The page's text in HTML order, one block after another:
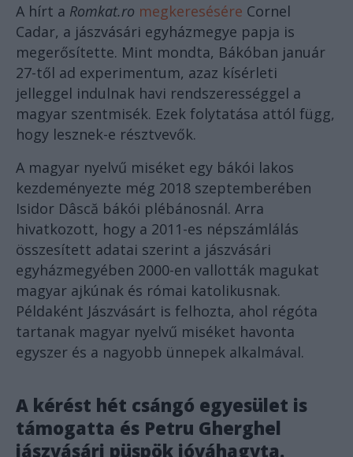
A hírt a Romkat.ro megkeresésére Cornel
Cadar, a jászvásári egyházmegye papja is
megerősítette. Mint mondta, Bákóban január
27-től ad experimentum, azaz kísérleti
jelleggel indulnak havi rendszerességgel a
magyar szentmisék. Ezek folytatása attól függ,
hogy lesznek-e résztvevők.
A magyar nyelvű miséket egy bákói lakos
kezdeményezte még 2018 szeptemberében
Isidor Dâscă bákói plébánosnál. Arra
hivatkozott, hogy a 2011-es népszámlálás
összesített adatai szerint a jászvásári
egyházmegyében 2000-en vallották magukat
magyar ajkúnak és római katolikusnak.
Példaként Jászvásárt is felhozta, ahol régóta
tartanak magyar nyelvű miséket havonta
egyszer és a nagyobb ünnepek alkalmával.
A kérést hét csángó egyesület is
támogatta és Petru Gherghel
jászvásári püspök jóváhagyta.